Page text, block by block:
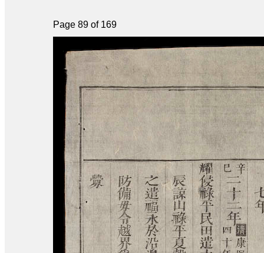
Page 89 of 169